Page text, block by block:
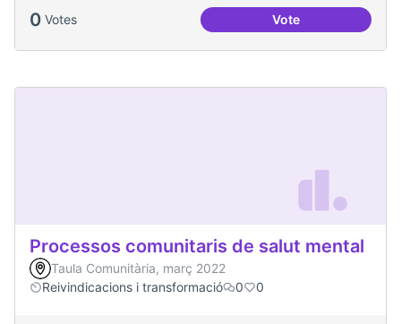
0 Votes VoteProjecte
Processos comunitaris de salut mental
Taula Comunitària, març 2022
Reivindicacions i transformació
0 0